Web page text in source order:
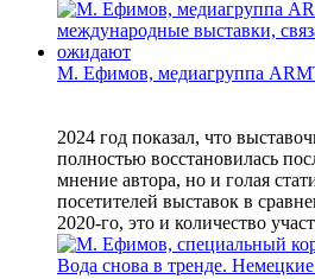
М. Ефимов, медиагруппа
2024 год показал, что
полностью восстановилась
мнение автора, но и голая
посетителей выставок в
2020-го, это и количество